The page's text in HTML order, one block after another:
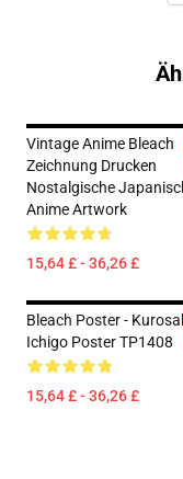
Vintage Anime Bleach
Zeichnung Drucken
Nostalgische
Anime Artwork
15,64 £ - 36,26 £
Bleach Poster -
Ichigo Poster TP1408
15,64 £ - 36,26 £